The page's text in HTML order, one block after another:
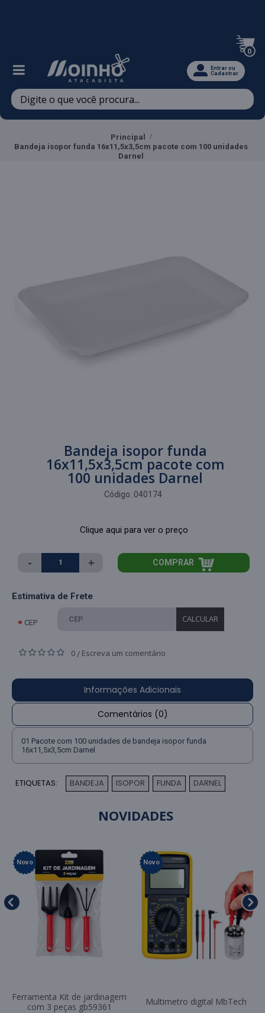
0
Entrar ou
Cadastrar
Principal
Bandeja isopor funda 16x11,5x3,5cm pacote com 100 unidades
Darnel
Bandeja isopor funda
16x11,5x3,5cm pacote com
100 unidades Darnel
Código: 040174
Clique aqui para ver o preço
- + COMPRAR
Estimativa de Frete
CEP CALCULAR
0 / Escreva um comentário
Informações Adicionais
Comentários (0)
01 Pacote com 100 unidades de bandeja isopor funda
16x11,5x3,5cm Darnel
ETIQUETAS: BANDEJA ISOPOR FUNDA DARNEL
NOVIDADES
Novo
Ferramenta Kit de jardinagem
com 3 peças gb59361
Novo
Multimetro digital MbTech